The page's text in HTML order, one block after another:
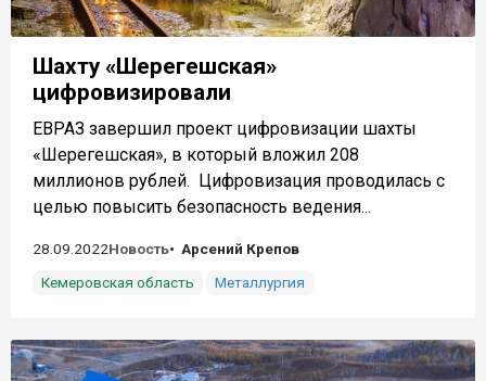
Шахту «Шерегешская»
цифровизировали
ЕВРАЗ завершил проект цифровизации шахты
«Шерегешская», в который вложил 208
миллионов рублей. Цифровизация проводилась с
целью повысить безопасность ведения...
28.09.2022Новость
Арсений Крепов
Кемеровская область
Металлургия